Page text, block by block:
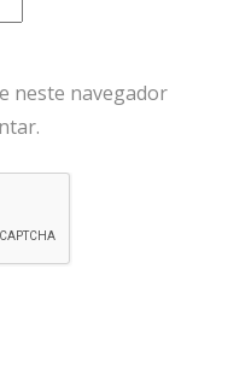
neste navegador